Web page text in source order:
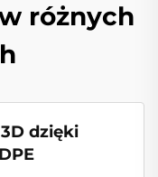
różnych
dzięki